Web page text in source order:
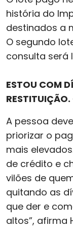
história do
destinados a
O segundo
consulta será
ESTOU COM
A pessoa
priorizar o
mais
de crédito e
vilões de
quitando as
que der e
altos”, afirma